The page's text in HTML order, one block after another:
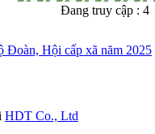
Đoàn, Hội cấp xã năm 2025
Đang truy cập : 4
HDT Co., Ltd